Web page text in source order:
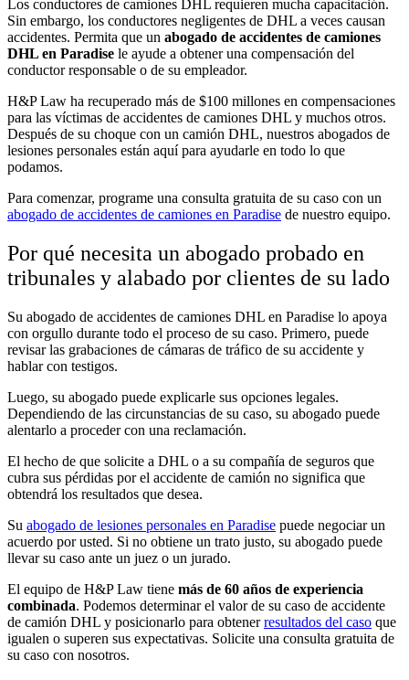
Los conductores de camiones DHL requieren mucha capacitación.
Sin embargo, los conductores negligentes de DHL a veces causan
accidentes. Permita que un abogado de accidentes de camiones
DHL en Paradise le ayude a obtener una compensación del
conductor responsable o de su empleador.
H&P Law ha recuperado más de $100 millones en compensaciones
para las víctimas de accidentes de camiones DHL y muchos otros.
Después de su choque con un camión DHL, nuestros abogados de
lesiones personales están aquí para ayudarle en todo lo que
podamos.
Para comenzar, programe una consulta gratuita de su caso con un
abogado de accidentes de camiones en Paradise de nuestro equipo.
Por qué necesita un abogado probado en
tribunales y alabado por clientes de su lado
Su abogado de accidentes de camiones DHL en Paradise lo apoya
con orgullo durante todo el proceso de su caso. Primero, puede
revisar las grabaciones de cámaras de tráfico de su accidente y
hablar con testigos.
Luego, su abogado puede explicarle sus opciones legales.
Dependiendo de las circunstancias de su caso, su abogado puede
alentarlo a proceder con una reclamación.
El hecho de que solicite a DHL o a su compañía de seguros que
cubra sus pérdidas por el accidente de camión no significa que
obtendrá los resultados que desea.
Su abogado de lesiones personales en Paradise puede negociar un
acuerdo por usted. Si no obtiene un trato justo, su abogado puede
llevar su caso ante un juez o un jurado.
El equipo de H&P Law tiene más de 60 años de experiencia
combinada. Podemos determinar el valor de su caso de accidente
de camión DHL y posicionarlo para obtenerresultados del caso que
igualen o superen sus expectativas. Solicite una consulta gratuita de
su caso con nosotros.